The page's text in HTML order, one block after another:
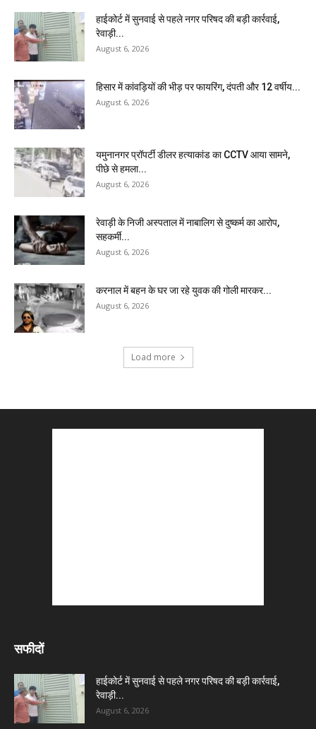
हाईकोर्ट में सुनवाई से पहले नगर परिषद की बड़ी कार्रवाई,
रेवाड़ी...
August 6, 2026
हिसार में कांवड़ियों की भीड़ पर फायरिंग, दंपती और 12 वर्षीय...
August 6, 2026
यमुनानगर प्रॉपर्टी डीलर हत्याकांड का CCTV आया सामने,
पीछे से हमला...
August 6, 2026
रेवाड़ी के निजी अस्पताल में नाबालिग से दुष्कर्म का आरोप,
सहकर्मी...
August 6, 2026
करनाल में बहन के घर जा रहे युवक की गोली मारकर...
August 6, 2026
Load more
सफीदों
हाईकोर्ट में सुनवाई से पहले नगर परिषद की बड़ी कार्रवाई,
रेवाड़ी...
August 6, 2026